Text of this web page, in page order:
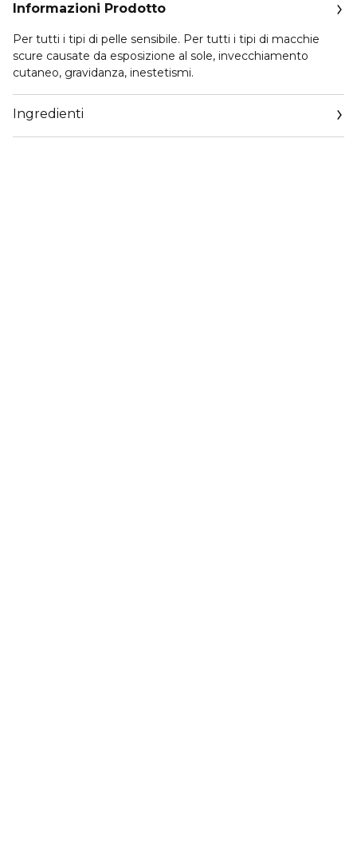
Informazioni Prodotto
Per tutti i tipi di pelle sensibile. Per tutti i tipi di macchie
scure causate da esposizione al sole, invecchiamento
cutaneo, gravidanza, inestetismi.
Ingredienti